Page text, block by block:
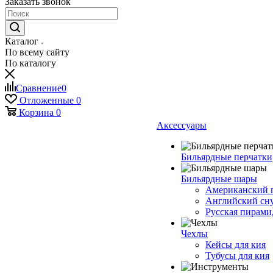
Каталог
По всему сайту
По каталогу
Сравнение0
Отложенные 0
Корзина 0
Аксессуары
Бильярдные перчатки
Бильярдные шары
Американский
Английский
Русская
Чехлы
Кейсы для кия
Тубусы для кия